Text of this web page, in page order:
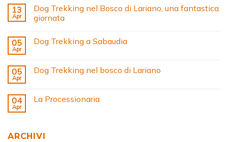
13
Apr
Dog Trekking nel Bosco di Lariano, una fantastica
giornata
05
Apr
Dog Trekking a Sabaudia
05
Apr
Dog Trekking nel bosco di Lariano
04
Apr
La Processionaria
ARCHIVI